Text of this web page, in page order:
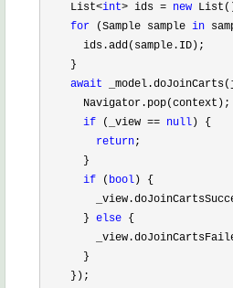
    List
<int> ids = new
for (Sample sample in
      ids.add(sample.ID);
    }
await
      Navigator.pop(context);
if (_view == null ) {
return;
      }
if ( bool ) {
      }
else {
      }
    });